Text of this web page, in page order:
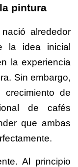
pintura
alrededor
la idea inicial
la experiencia
Sin embargo,
de
de cafés
que ambas
Al principio